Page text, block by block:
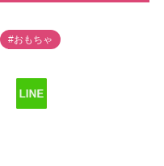
#おもちゃ